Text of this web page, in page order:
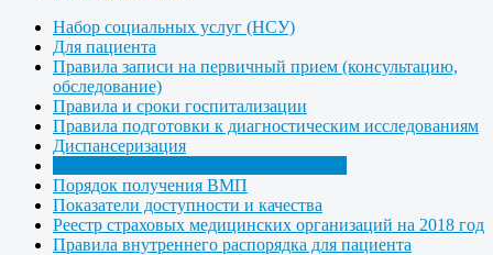
Набор социальных услуг (НСУ)
Для пациента
Правила записи на первичный прием (консультацию,
обследование)
Правила и сроки госпитализации
Правила подготовки к диагностическим исследованиям
Диспансеризация
Порядок получения ВМП
Показатели доступности и качества
Реестр страховых медицинских организаций на 2018 год
Правила внутреннего распорядка для пациента